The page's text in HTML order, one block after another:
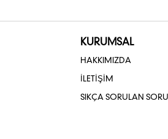
KURUMSAL
HAKKIMIZDA
İLETİŞİM
SIKÇA SORULAN